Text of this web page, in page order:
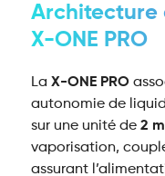
Architecture
X-ONE PRO
La X-ONE PRO
autonomie de
sur une unité de 2 ml
vaporisation,
assurant